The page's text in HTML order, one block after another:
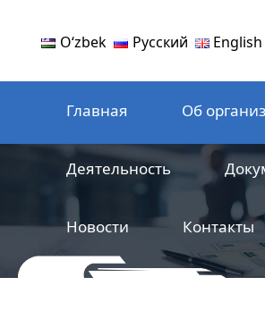
Oʻzbek Русский English
Главная Об
Деятельность
Новости Контакты